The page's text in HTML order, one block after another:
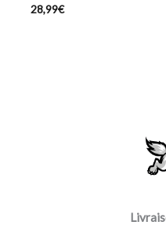
28,99€